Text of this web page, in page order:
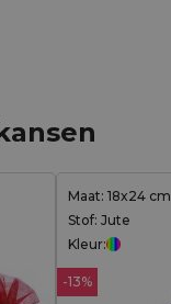
Maat: 18x24 cm
Stof: Jute
Kleur:
-13%